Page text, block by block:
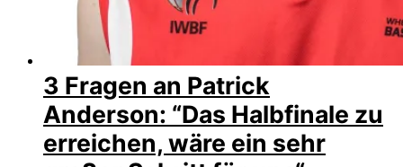
3 Fragen an Patrick
Anderson: “Das Halbfinale zu
erreichen, wäre ein sehr